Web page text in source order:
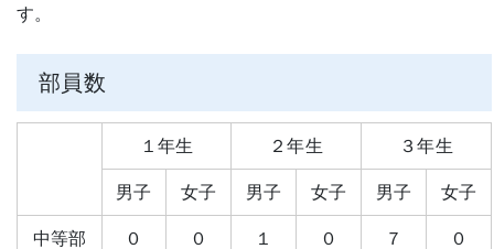
す。
部員数
１年生 ２年生 ３年生
男子 女子 男子 女子 男子 女子
中等部 ０ ０ １ ０ ７ ０